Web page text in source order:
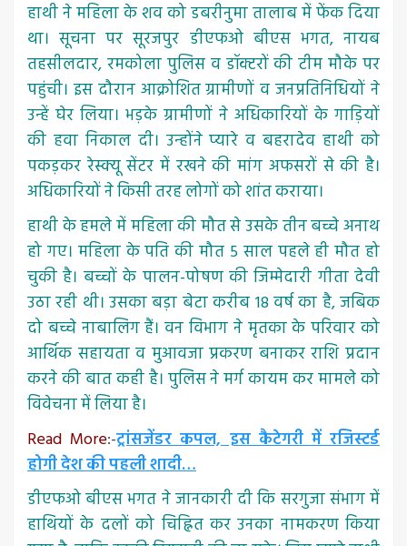
हाथी ने महिला के शव को डबरीनुमा तालाब में फेंक दिया
था। सूचना पर सूरजपुर डीएफओ बीएस भगत, नायब
तहसीलदार, रमकोला पुलिस व डॉक्टरों की टीम मौके पर
पहुंची। इस दौरान आक्रोशित ग्रामीणों व जनप्रतिनिधियों ने
उन्हें घेर लिया। भड़के ग्रामीणों ने अधिकारियों के गाड़ियों
की हवा निकाल दी। उन्होंने प्यारे व बहरादेव हाथी को
पकड़कर रेस्क्यू सेंटर में रखने की मांग अफसरों से की है।
अधिकारियों ने किसी तरह लोगों को शांत कराया।
हाथी के हमले में महिला की मौत से उसके तीन बच्चे अनाथ
हो गए। महिला के पति की मौत 5 साल पहले ही मौत हो
चुकी है। बच्चों के पालन-पोषण की जिम्मेदारी गीता देवी
उठा रही थी। उसका बड़ा बेटा करीब 18 वर्ष का है, जबिक
दो बच्चे नाबालिग हैं। वन विभाग ने मृतका के परिवार को
आर्थिक सहायता व मुआवजा प्रकरण बनाकर राशि प्रदान
करने की बात कही है। पुलिस ने मर्ग कायम कर मामले को
विवेचना में लिया है।
Read More:-ट्रांसजेंडर कपल, इस कैटेगरी में रजिस्टर्ड
होगी देश की पहली शादी…
डीएफओ बीएस भगत ने जानकारी दी कि सरगुजा संभाग में
हाथियों के दलों को चिह्नित कर उनका नामकरण किया